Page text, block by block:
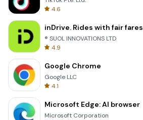
4.6
inDrive. Rides with fair fares
® SUOL INNOVATIONS LTD
4.9
Google Chrome
Google LLC
4.1
Microsoft Edge: AI browser
Microsoft Corporation